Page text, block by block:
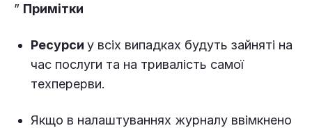
” Примітки
Ресурси у всіх випадках будуть зайняті на
час послуги та на тривалість самої
техперерви.
Якщо в налаштуваннях журналу ввімкнено